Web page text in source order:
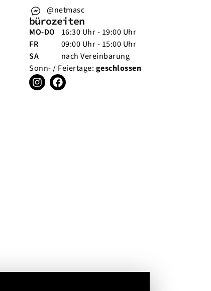
@netmasc
bürozeiten
MO-DO
16:30 Uhr - 19:00 Uhr
FR
09:00 Uhr - 15:00 Uhr
SA
nach Vereinbarung
Sonn- / Feiertage: geschlossen